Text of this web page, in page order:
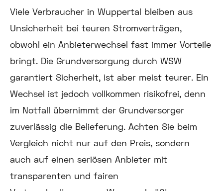
Viele Verbraucher in Wuppertal bleiben aus
Unsicherheit bei teuren Stromverträgen,
obwohl ein Anbieterwechsel fast immer Vorteile
bringt. Die Grundversorgung durch WSW
garantiert Sicherheit, ist aber meist teurer. Ein
Wechsel ist jedoch vollkommen risikofrei, denn
im Notfall übernimmt der Grundversorger
zuverlässig die Belieferung. Achten Sie beim
Vergleich nicht nur auf den Preis, sondern
auch auf einen seriösen Anbieter mit
transparenten und fairen